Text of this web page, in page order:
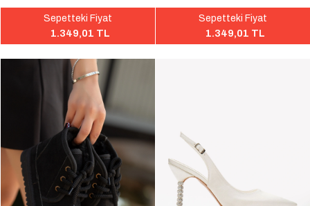
Sepetteki Fiyat
1.349,01 TL
Sepetteki Fiyat
1.349,01 TL